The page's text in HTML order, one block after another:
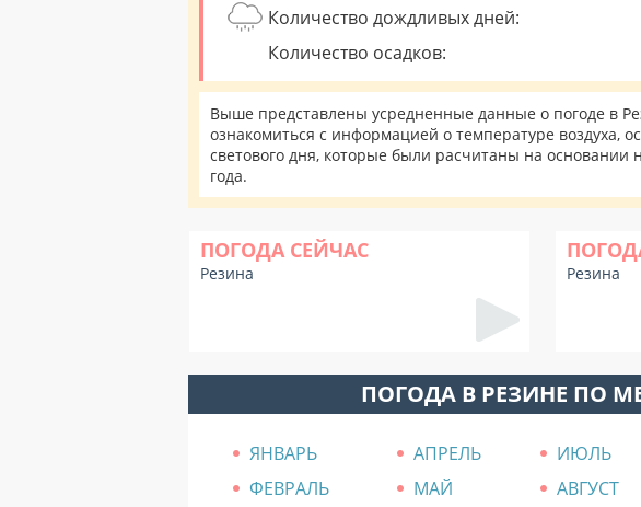
Количество дождливых дней:
Количество осадков:
Выше представлены усредненные данные о погоде в
ознакомиться с информацией о температуре воздуха,
светового дня, которые были расчитаны на основании
года.
ПОГОДА СЕЙЧАС
Резина Резина
ПОГОДА В РЕЗИНЕ ПО
ЯНВАРЬ АПРЕЛЬ ИЮЛЬ
ФЕВРАЛЬ
МАЙ АВГУСТ